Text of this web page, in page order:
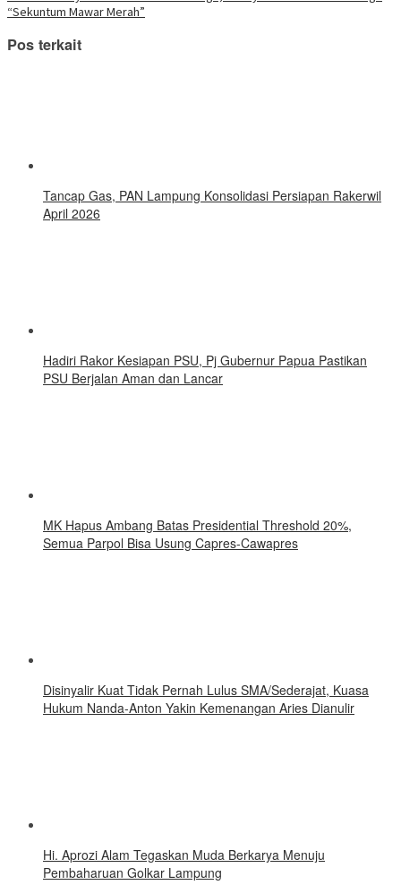
baru)
“Sekuntum Mawar Merah”
Pos terkait
Tancap Gas, PAN Lampung Konsolidasi Persiapan Rakerwil
April 2026
Hadiri Rakor Kesiapan PSU, Pj Gubernur Papua Pastikan
PSU Berjalan Aman dan Lancar
MK Hapus Ambang Batas Presidential Threshold 20%,
Semua Parpol Bisa Usung Capres-Cawapres
Disinyalir Kuat Tidak Pernah Lulus SMA/Sederajat, Kuasa
Hukum Nanda-Anton Yakin Kemenangan Aries Dianulir
Hi. Aprozi Alam Tegaskan Muda Berkarya Menuju
Pembaharuan Golkar Lampung